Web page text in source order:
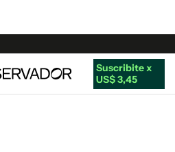
Suscribite x
US$ 3,45